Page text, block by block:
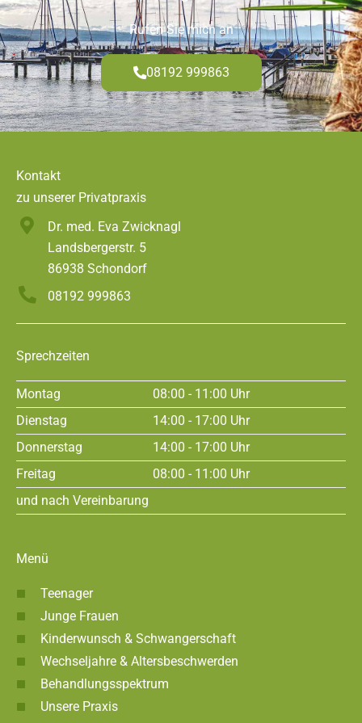
Rufen Sie mich an
08192 999863
Kontakt
zu unserer Privatpraxis
Dr. med. Eva Zwicknagl
Landsbergerstr. 5
86938 Schondorf
08192 999863
Sprechzeiten
Montag
08:00 - 11:00 Uhr
Dienstag
14:00 - 17:00 Uhr
Donnerstag
14:00 - 17:00 Uhr
Freitag
08:00 - 11:00 Uhr
und nach Vereinbarung
Menü
Teenager
Junge Frauen
Kinderwunsch & Schwangerschaft
Wechseljahre & Altersbeschwerden
Behandlungsspektrum
Unsere Praxis